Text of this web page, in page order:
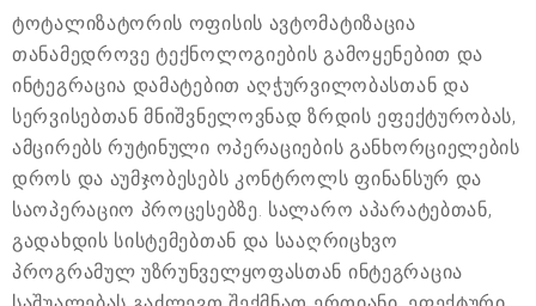
ტოტალიზატორის ოფისის ავტომატიზაცია
თანამედროვე ტექნოლოგიების გამოყენებით და
ინტეგრაცია დამატებით აღჭურვილობასთან და
სერვისებთან მნიშვნელოვნად ზრდის ეფექტურობას,
ამცირებს რუტინული ოპერაციების განხორციელების
დროს და აუმჯობესებს კონტროლს ფინანსურ და
საოპერაციო პროცესებზე. სალარო აპარატებთან,
გადახდის სისტემებთან და სააღრიცხვო
პროგრამულ უზრუნველყოფასთან ინტეგრაცია